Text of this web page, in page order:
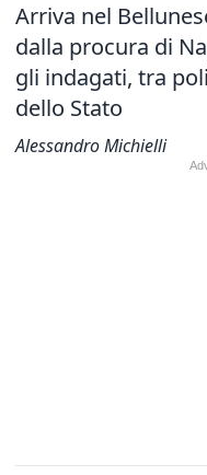
Arriva nel
dalla procura di
gli indagati, tra
dello Stato
Alessandro Michielli